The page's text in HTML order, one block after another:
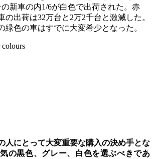
の新車の内1/6が白色で出荷された。赤
の出荷は32万台と2万2千台と激減した。
緑色の車はすでに大変希少となった。
人にとって大変重要な購入の決め手とな
の黒色、グレー、白色を選ぶべきであ